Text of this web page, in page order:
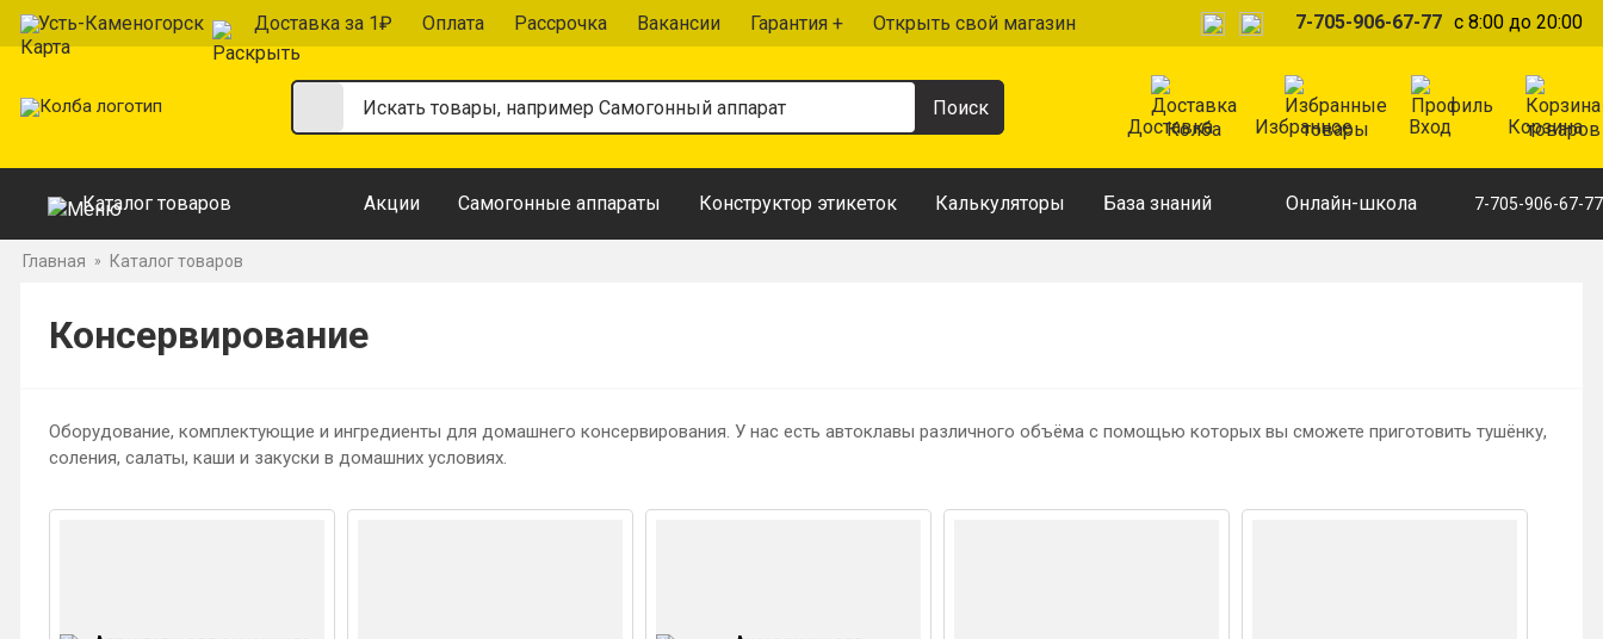
Усть-Каменогорск Доставка за 1₽ Оплата Рассрочка Вакансии Гарантия + Открыть свой магазин 7-705-906-67-77 с 8:00 до 20:00
Доставка Избранное Вход Корзина
Каталог товаров Акции Самогонные аппараты Конструктор этикеток Калькуляторы База знаний Онлайн-школа 7-705-906-67-77
Главная » Каталог товаров
Консервирование
Оборудование, комплектующие и ингредиенты для домашнего консервирования. У нас есть автоклавы различного объёма с помощью которых вы сможете приготовить тушёнку,
соления, салаты, каши и закуски в домашних условиях.